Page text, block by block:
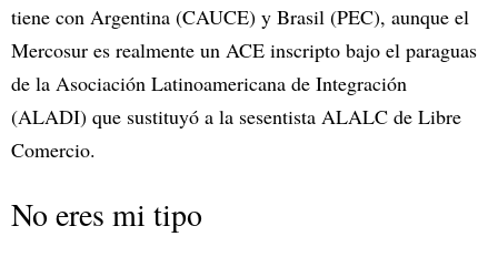
tiene con Argentina (CAUCE) y Brasil (PEC), aunque el
Mercosur es realmente un ACE inscripto bajo el paraguas
de la Asociación Latinoamericana de Integración
(ALADI) que sustituyó a la sesentista ALALC de Libre
Comercio.
No eres mi tipo